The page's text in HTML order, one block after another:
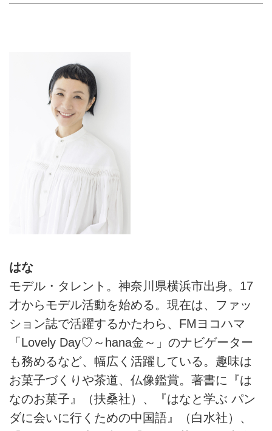
はな
モデル・タレント。神奈川県横浜市出身。17
才からモデル活動を始める。現在は、ファッ
ション誌で活躍するかたわら、FMヨコハマ
「Lovely Day♡～hana金～」のナビゲーター
も務めるなど、幅広く活躍している。趣味は
お菓子づくりや茶道、仏像鑑賞。著書に『は
なのお菓子』（扶桑社）、『はなと学ぶ パン
ダに会いに行くための中国語』（白水社）、